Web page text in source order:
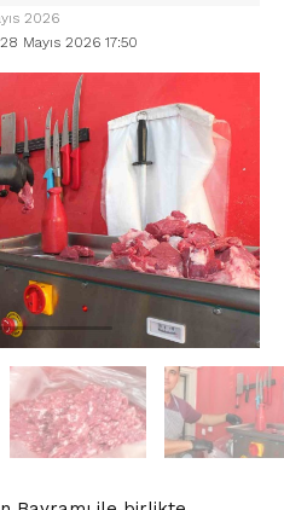
Mayıs 2026 17:50
2026